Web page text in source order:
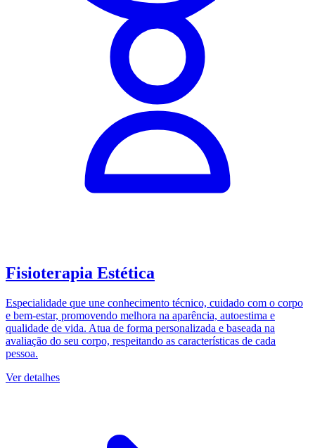
Fisioterapia Estética
Especialidade que une conhecimento técnico, cuidado com o corpo
e bem-estar, promovendo melhora na aparência, autoestima e
qualidade de vida. Atua de forma personalizada e baseada na
avaliação do seu corpo, respeitando as características de cada
pessoa.
Ver detalhes